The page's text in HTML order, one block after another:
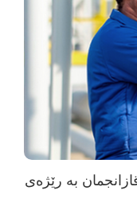
گاز: لە نیوەی یەکەمی 2026 قازانجمان بە رێژەی